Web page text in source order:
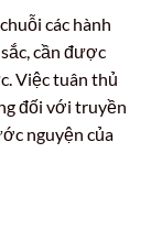
các hành
cần được
Việc tuân thủ
đối với truyền
nguyện của